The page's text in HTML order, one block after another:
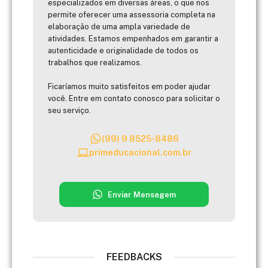
especializados em diversas áreas, o que nos
permite oferecer uma assessoria completa na
elaboração de uma ampla variedade de
atividades. Estamos empenhados em garantir a
autenticidade e originalidade de todos os
trabalhos que realizamos.
Ficaríamos muito satisfeitos em poder ajudar
você. Entre em contato conosco para solicitar o
seu serviço.
(99) 9 8525-8486
primeducacional.com.br
Enviar Mensagem
FEEDBACKS